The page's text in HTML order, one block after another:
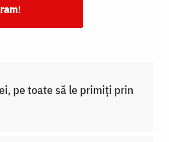
!
pe toate să le primiți prin